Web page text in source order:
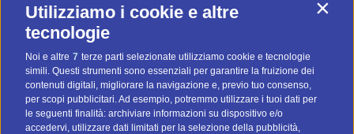
Utilizziamo i cookie e altre
tecnologie
Noi e altre 7 terze parti selezionate utilizziamo cookie e tecnologie
simili. Questi strumenti sono essenziali per garantire la fruizione dei
contenuti digitali, migliorare la navigazione e, previo tuo consenso,
per scopi pubblicitari. Ad esempio, potremmo utilizzare i tuoi dati per
le seguenti finalità: archiviare informazioni su dispositivo e/o
accedervi, utilizzare dati limitati per la selezione della pubblicità,
Diventa uno di noi! (Posizioni aperte)
Preventivo Personalizzato
BTOMAIL Pro
Metodi Di Pagamento